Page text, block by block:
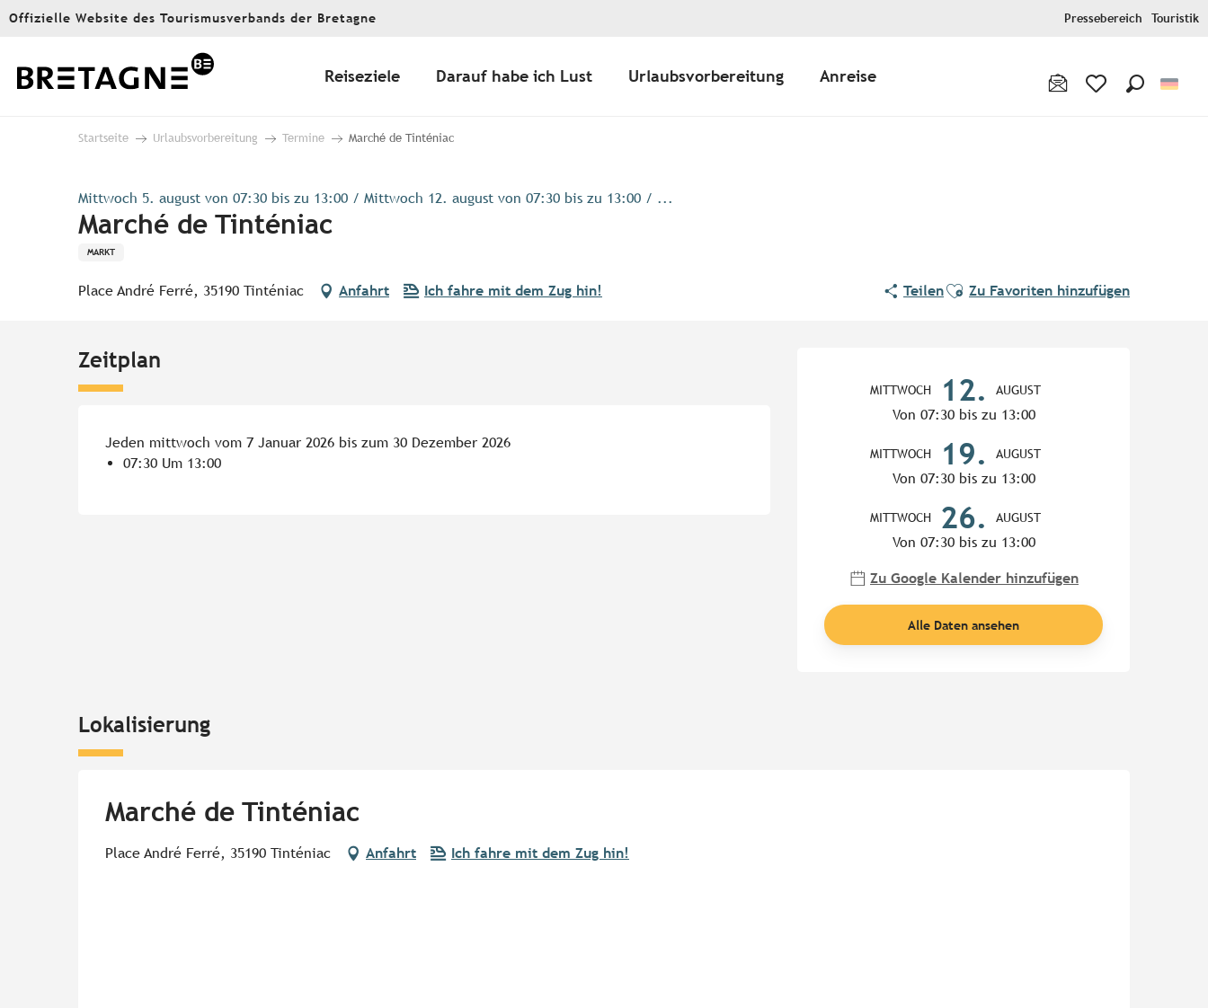
Aller
principal
Offizielle Website des Tourismusverbands der Bretagne Pressebereich Touristik
Reiseziele Darauf habe ich Lust Urlaubsvorbereitung Anreise
Startseite Urlaubsvorbereitung Termine Marché de Tinténiac
Mittwoch 5. august von 07:30 bis zu 13:00 / Mittwoch 12. august von 07:30 bis zu 13:00 / ...
Marché de Tinténiac
MARKT
Place André Ferré, 35190 Tinténiac Anfahrt Ich fahre mit dem Zug hin! TeilenAjouter aux favoris
Zu Favoriten hinzufügen
MITTWOCH 12. AUGUST
Von 07:30 bis zu 13:00
MITTWOCH 19. AUGUST
Von 07:30 bis zu 13:00
MITTWOCH 26. AUGUST
Von 07:30 bis zu 13:00
Zu Google Kalender hinzufügen
Alle Daten ansehen
Zeitplan
Jeden mittwoch vom 7 Januar 2026 bis zum 30 Dezember 2026
07:30 Um 13:00
Lokalisierung
Marché de Tinténiac
Place André Ferré, 35190 Tinténiac Anfahrt Ich fahre mit dem Zug hin!